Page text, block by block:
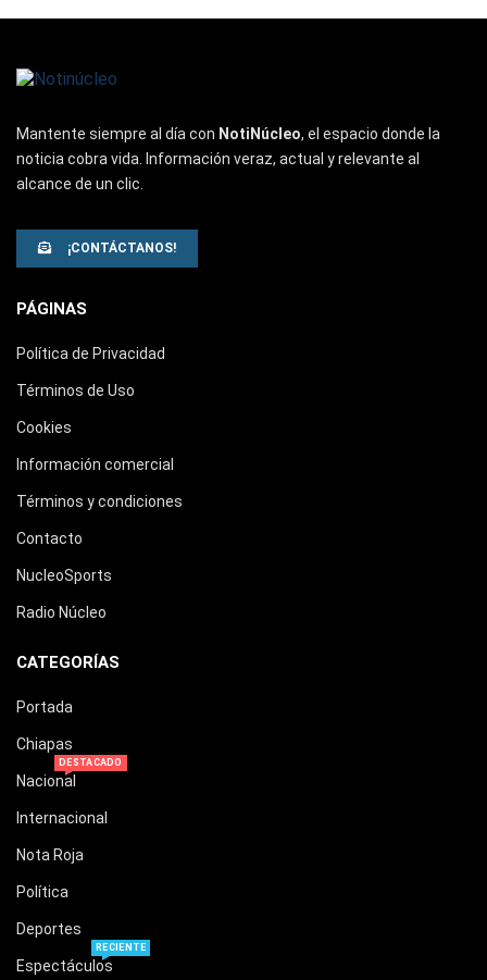
Mantente siempre al día con NotiNúcleo, el espacio donde la
noticia cobra vida. Información veraz, actual y relevante al
alcance de un clic.
¡CONTÁCTANOS!
PÁGINAS
Política de Privacidad
Términos de Uso
Cookies
Información comercial
Términos y condiciones
Contacto
NucleoSports
Radio Núcleo
CATEGORÍAS
Portada
Chiapas
Nacional
DESTACADO
Internacional
Nota Roja
Política
Deportes
Espectáculos
RECIENTE